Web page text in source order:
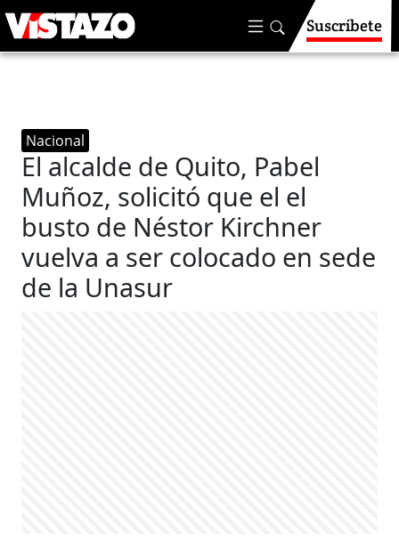
Suscríbete
Nacional
El alcalde de Quito, Pabel
Muñoz, solicitó que el el
busto de Néstor Kirchner
vuelva a ser colocado en sede
de la Unasur